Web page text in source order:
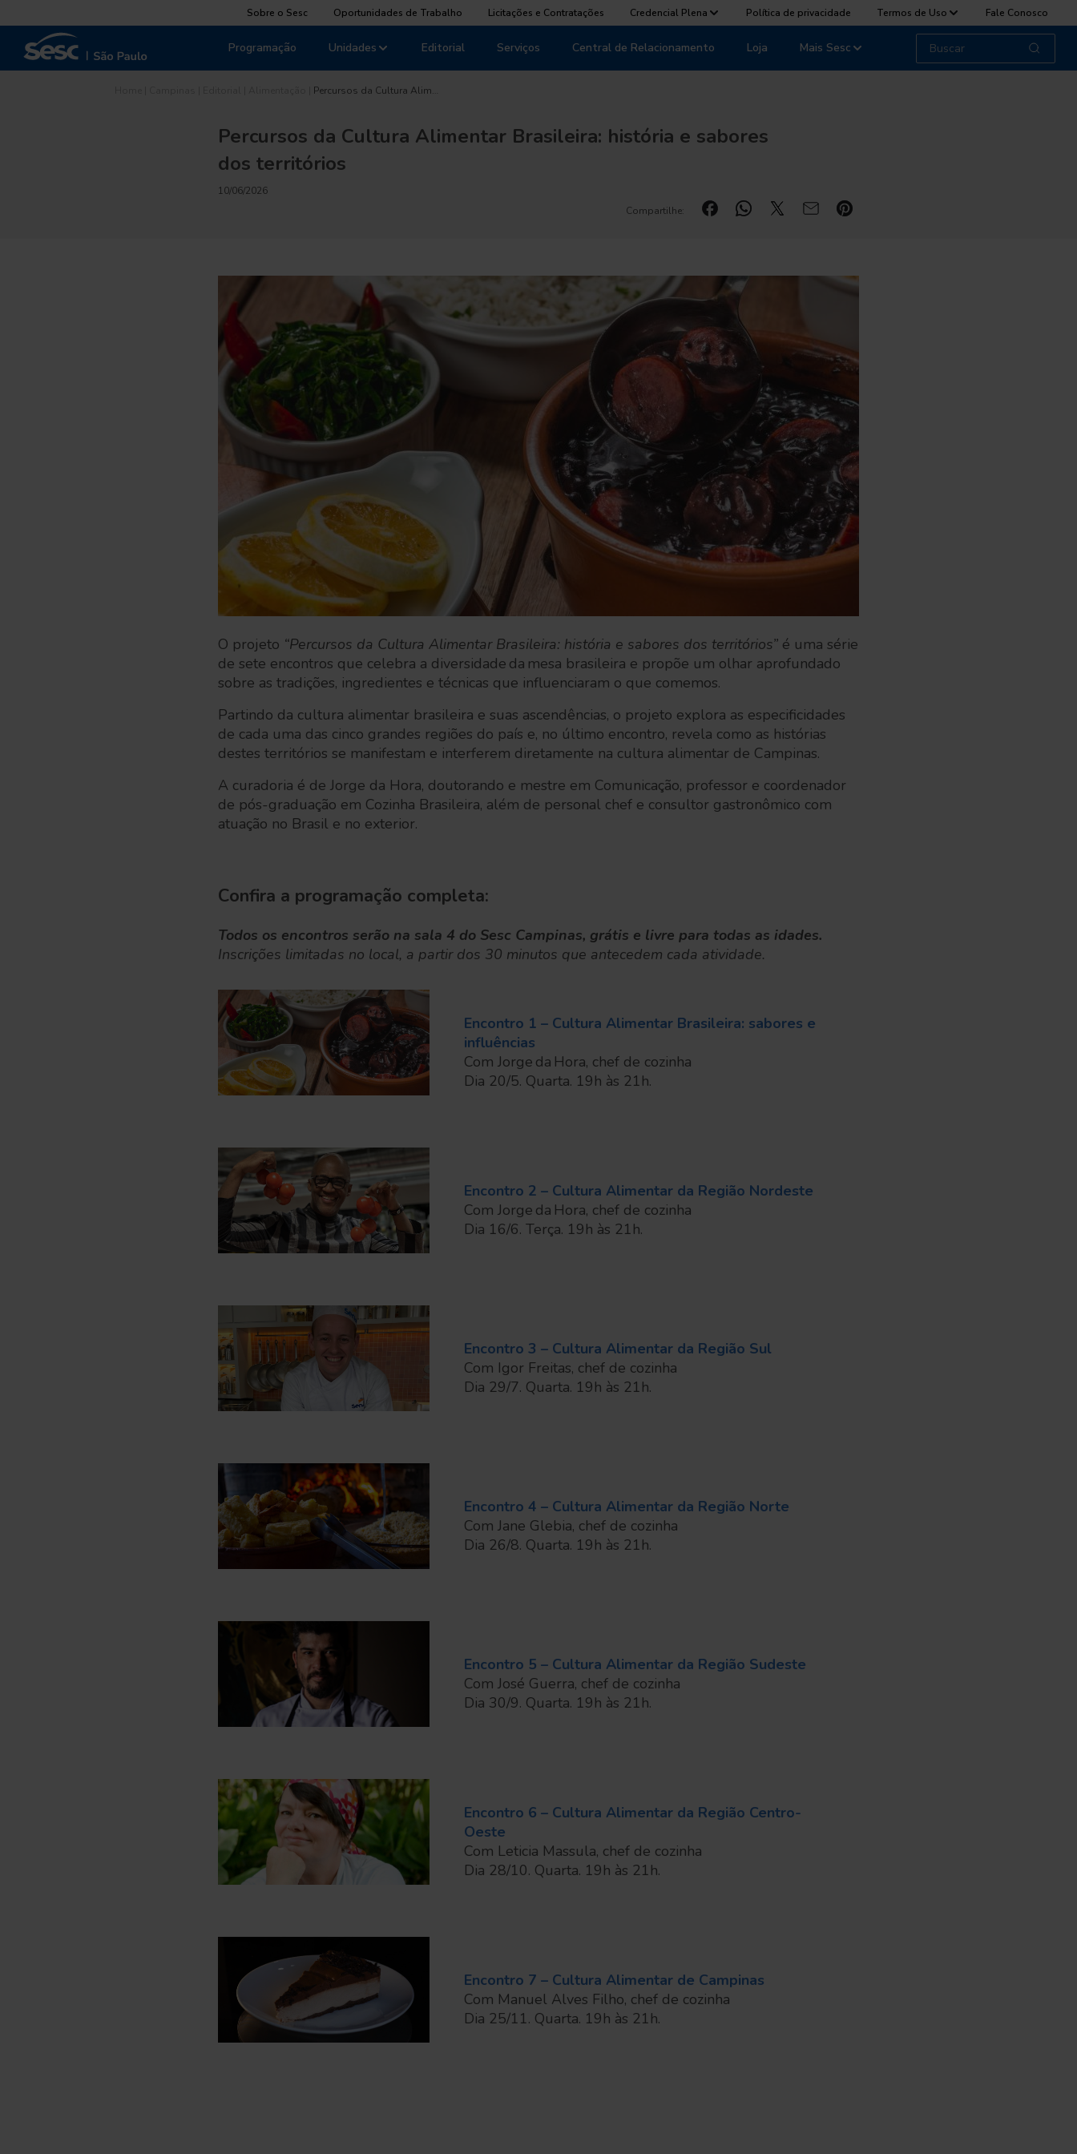
Sobre o Sesc Oportunidades de Trabalho Licitações e Contratações Credencial Plena Política de privacidade Termos de Uso Fale Conosco
Unidades
Programação Editorial Serviços Central de Relacionamento Loja Mais Sesc
Percursos da Cultura Alim…
Percursos da Cultura Alimentar Brasileira: história e sabores
dos territórios
10/06/2026
Compartilhe:
O projeto “Percursos da Cultura Alimentar Brasileira: história e sabores dos territórios” é uma série
de sete encontros que celebra a diversidade da mesa brasileira e propõe um olhar aprofundado
sobre as tradições, ingredientes e técnicas que influenciaram o que comemos.
Partindo da cultura alimentar brasileira e suas ascendências, o projeto explora as especificidades
de cada uma das cinco grandes regiões do país e, no último encontro, revela como as histórias
destes territórios se manifestam e interferem diretamente na cultura alimentar de Campinas.
A curadoria é de Jorge da Hora, doutorando e mestre em Comunicação, professor e coordenador
de pós-graduação em Cozinha Brasileira, além de personal chef e consultor gastronômico com
atuação no Brasil e no exterior.
Confira a programação completa:
Todos os encontros serão na sala 4 do Sesc Campinas, grátis e livre para todas as idades.
Inscrições limitadas no local, a partir dos 30 minutos que antecedem cada atividade.
Encontro 1 – Cultura Alimentar Brasileira: sabores e
influências
Com Jorge da Hora, chef de cozinha
Dia 20/5. Quarta. 19h às 21h.
Encontro 2 – Cultura Alimentar da Região Nordeste
Com Jorge da Hora, chef de cozinha
Dia 16/6. Terça. 19h às 21h.
Encontro 3 – Cultura Alimentar da Região Sul
Com Igor Freitas, chef de cozinha
Dia 29/7. Quarta. 19h às 21h.
Encontro 4 – Cultura Alimentar da Região Norte
Com Jane Glebia, chef de cozinha
Dia 26/8. Quarta. 19h às 21h.
Encontro 5 – Cultura Alimentar da Região Sudeste
Com José Guerra, chef de cozinha
Dia 30/9. Quarta. 19h às 21h.
Encontro 6 – Cultura Alimentar da Região Centro-
Oeste
Com Leticia Massula, chef de cozinha
Dia 28/10. Quarta. 19h às 21h.
Encontro 7 – Cultura Alimentar de Campinas
Com Manuel Alves Filho, chef de cozinha
Dia 25/11. Quarta. 19h às 21h.